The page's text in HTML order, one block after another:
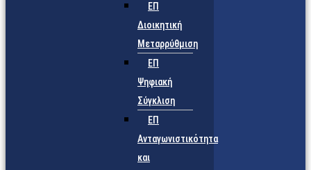
ΕΠ
Διοικητική
Μεταρρύθμιση
ΕΠ
Ψηφιακή
Σύγκλιση
ΕΠ
Ανταγωνιστικότητα
και